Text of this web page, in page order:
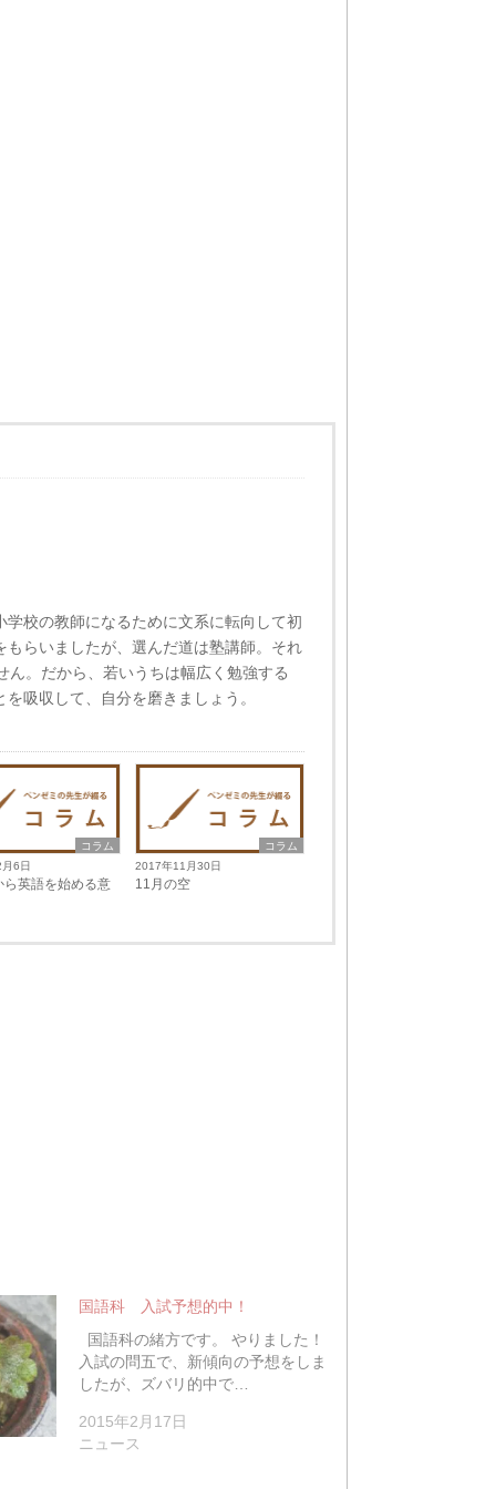
校の教師になるために文系に転向して初
らいましたが、選んだ道は塾講師。それ
。だから、若いうちは幅広く勉強する
吸収して、自分を磨きましょう。
コラム
6日
ら英語を始める意
コラム
2017年11月30日
11月の空
国語科 入試予想的中！
国語科の緒方です。 やりました！
入試の問五で、新傾向の予想をしま
したが、ズバリ的中で…
2015年2月17日
ニュース